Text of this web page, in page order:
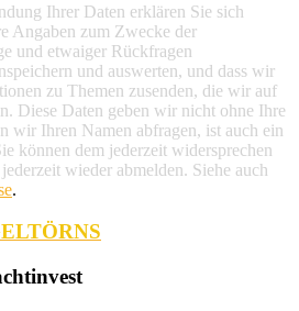
Ihrer Daten erklären Sie sich
Angaben zum Zwecke der
und etwaiger Rückfragen
und auswerten, und dass wir
zu Themen zusenden, die wir auf
Diese Daten geben wir nicht ohne Ihre
wir Ihren Namen abfragen, ist auch ein
können dem jederzeit widersprechen
wieder abmelden. Siehe auch
.